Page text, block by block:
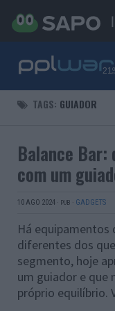
TAGS: GUIADOR
Balance Bar:
com um
10 AGO 2024 · PUB · GADGETS
Há equipamentos
diferentes dos
segmento, hoje
um guiador e que
próprio equilíbrio.